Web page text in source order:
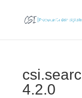
4.2.0